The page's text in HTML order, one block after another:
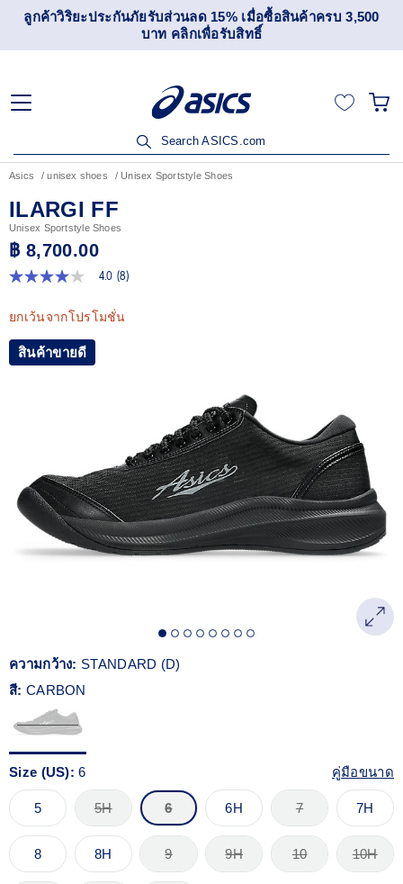
ลูกค้าวิริยะประกันภัยรับส่วนลด 15% เมื่อซื้อสินค้าครบ 3,500
บาท คลิกเพื่อรับสิทธิ์
Search ASICS.com
Asics unisex shoes Unisex Sportstyle Shoes
ILARGI FF
Unisex Sportstyle Shoes
฿ 8,700.00
4.0
5
ดาว
ค่า
คะแนน
เฉลี่ย
4.0 (8)
ยกเว้นจากโปรโมชั่น
สินค้าขายดี
ความกว้าง: STANDARD (D)
สี: CARBON
Size (US):6 คู่มือขนาด
5 5H 6 6H 7 7H
8 8H 9 9H 10 10H